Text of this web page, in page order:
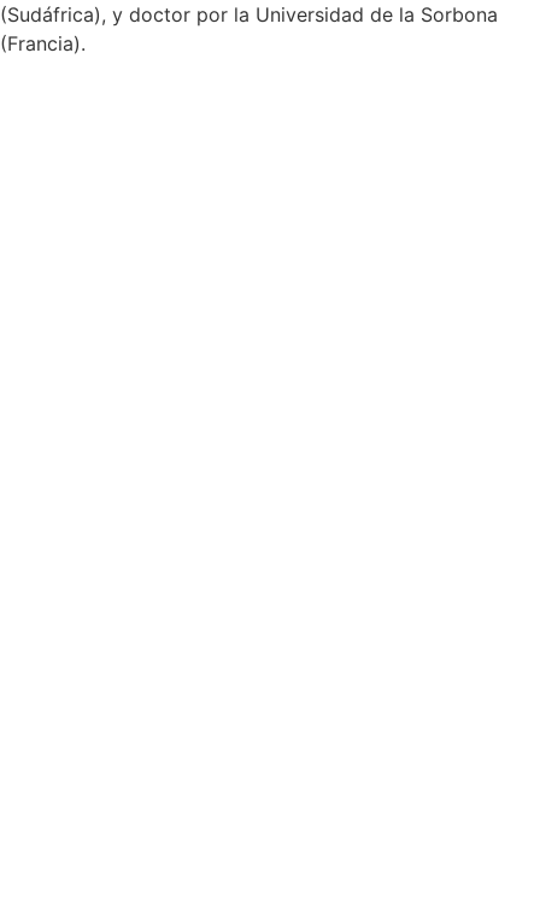
(Sudáfrica), y doctor por la Universidad de la Sorbona
(Francia).